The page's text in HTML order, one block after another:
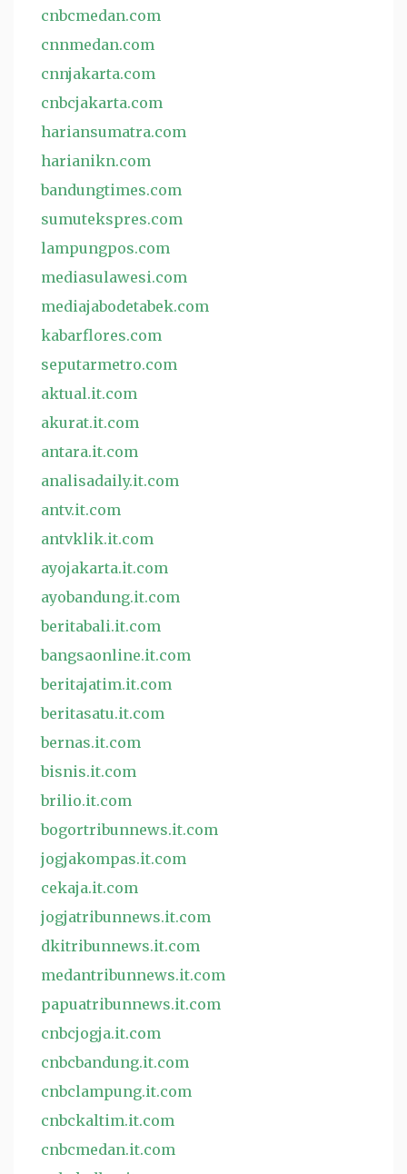
cnbcmedan.com
cnnmedan.com
cnnjakarta.com
cnbcjakarta.com
hariansumatra.com
harianikn.com
bandungtimes.com
sumutekspres.com
lampungpos.com
mediasulawesi.com
mediajabodetabek.com
kabarflores.com
seputarmetro.com
aktual.it.com
akurat.it.com
antara.it.com
analisadaily.it.com
antv.it.com
antvklik.it.com
ayojakarta.it.com
ayobandung.it.com
beritabali.it.com
bangsaonline.it.com
beritajatim.it.com
beritasatu.it.com
bernas.it.com
bisnis.it.com
brilio.it.com
bogortribunnews.it.com
jogjakompas.it.com
cekaja.it.com
jogjatribunnews.it.com
dkitribunnews.it.com
medantribunnews.it.com
papuatribunnews.it.com
cnbcjogja.it.com
cnbcbandung.it.com
cnbclampung.it.com
cnbckaltim.it.com
cnbcmedan.it.com